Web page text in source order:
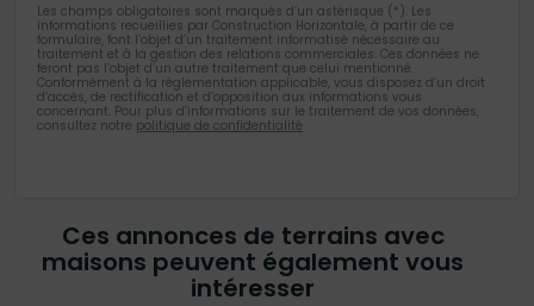
Les champs obligatoires sont marqués d’un astérisque (*). Les
informations recueillies par Construction Horizontale, à partir de ce
formulaire, font l’objet d’un traitement informatisé nécessaire au
traitement et à la gestion des relations commerciales. Ces données ne
feront pas l’objet d’un autre traitement que celui mentionné.
Conformément à la règlementation applicable, vous disposez d’un droit
d’accès, de rectification et d’opposition aux informations vous
concernant. Pour plus d’informations sur le traitement de vos données,
consultez notre politique de confidentialité
Ces annonces de terrains avec
maisons peuvent également vous
intéresser